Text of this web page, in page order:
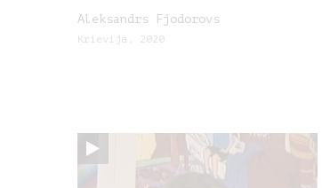
Aleksandrs Fjodorovs
Krievija, 2020